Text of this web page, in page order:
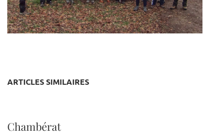
ARTICLES SIMILAIRES
Chambérat